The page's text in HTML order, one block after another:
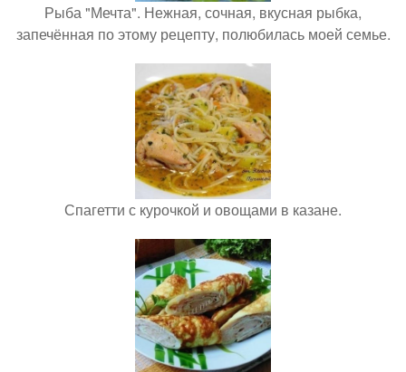
Рыба "Мечта". Нежная, сочная, вкусная рыбка,
запечённая по этому рецепту, полюбилась моей семье.
Спагетти с курочкой и овощами в казане.